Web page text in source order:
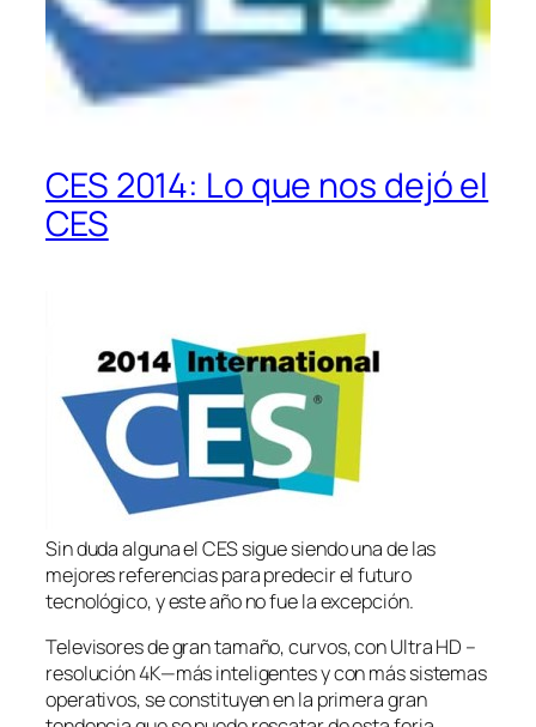
CES 2014: Lo que nos dejó el
CES
Sin duda alguna el CES sigue siendo una de las
mejores referencias para predecir el futuro
tecnológico, y este año no fue la excepción.
Televisores de gran tamaño, curvos, con Ultra HD –
resolución 4K—más inteligentes y con más sistemas
operativos, se constituyen en la primera gran